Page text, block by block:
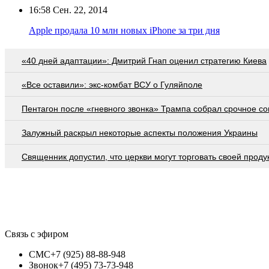
16:58 Сен. 22, 2014
Apple продала 10 млн новых iPhone за три дня
«40 дней адаптации»: Дмитрий Гнап оценил стратегию Киева
«Все оставили»: экс-комбат ВСУ о Гуляйполе
Пентагон после «гневного звонка» Трампа собрал срочное
Залужный раскрыл некоторые аспекты положения Украины
Священник допустил, что церкви могут торговать своей
Связь с эфиром
СМС+7 (925) 88-88-948
Звонок+7 (495) 73-73-948